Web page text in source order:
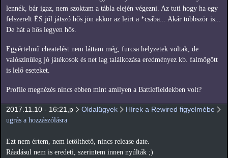
lennék, bár igaz, nem szoktam a tábla elején végezni. Az tuti hogy ha egy
felszerelt ÉS jól játszó hős jön akkor az leirt a *csába... Akár többször is...
De hát a hős legyen hős.
Egyértelmű cheatelést nem láttam még, furcsa helyzetek voltak, de
valószínűleg jó játékosok és net lag találkozása eredményez kb. falmögött
is lelő eseteket.
Profile megnézés nincs ebben mint amilyen a Battlefieldekben volt?
2017.11.10 - 16:21,p Oldalügyek Hírek a Rewired figyelmébe
ugrás a hozzászólásra
Ezt nem értem, nem letölthető, nincs release date.
Ráadásul nem is eredeti, szerintem innen nyúlták ;)